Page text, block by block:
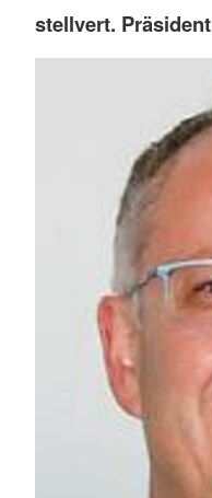
stellvert. Präsident